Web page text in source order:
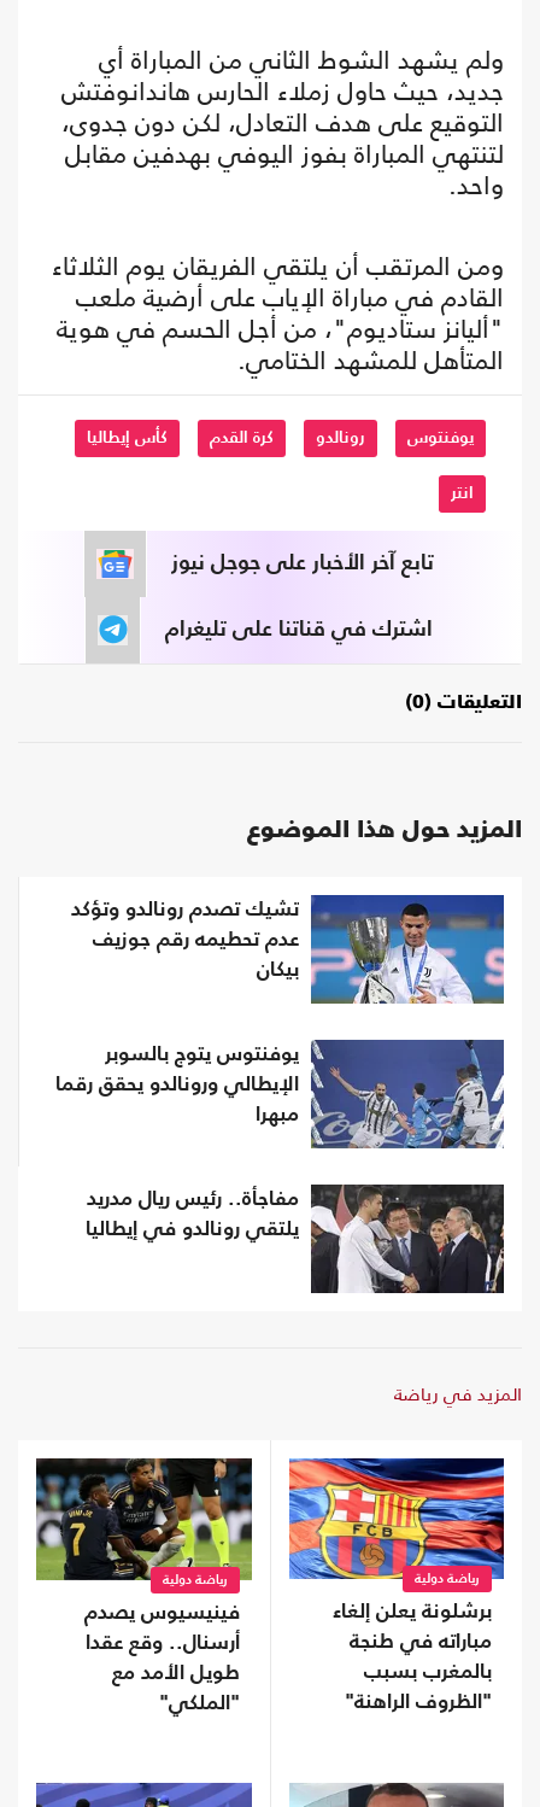
ولم يشهد الشوط الثاني من المباراة أي
جديد، حيث حاول زملاء الحارس هاندانوفتش
التوقيع على هدف التعادل، لكن دون جدوى،
لتنتهي المباراة بفوز اليوفي بهدفين مقابل
واحد.
ومن المرتقب أن يلتقي الفريقان يوم الثلاثاء
القادم في مباراة الإياب على أرضية ملعب
"أليانز ستاديوم"، من أجل الحسم في هوية
المتأهل للمشهد الختامي.
يوفنتوس رونالدو كرة القدم كأس إيطاليا
انتر
تابع آخر الأخبار على جوجل نيوز
اشترك في قناتنا على تليغرام
التعليقات (0)
المزيد حول هذا الموضوع
تشيك تصدم رونالدو وتؤكد
عدم تحطيمه رقم جوزيف
بيكان
يوفنتوس يتوج بالسوبر
الإيطالي ورونالدو يحقق رقما
مبهرا
مفاجأة.. رئيس ريال مدريد
يلتقي رونالدو في إيطاليا
المزيد في رياضة
رياضة دولية
برشلونة يعلن إلغاء
مباراته في طنجة
بالمغرب بسبب
"الظروف الراهنة"
رياضة دولية
فينيسيوس يصدم
أرسنال.. وقع عقدا
طويل الأمد مع
"الملكي"